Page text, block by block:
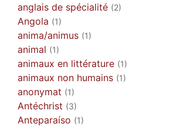
anglais de spécialité (2)
Angola (1)
anima/animus (1)
animal (1)
animaux en littérature (1)
animaux non humains (1)
anonymat (1)
Antéchrist (3)
Anteparaíso (1)